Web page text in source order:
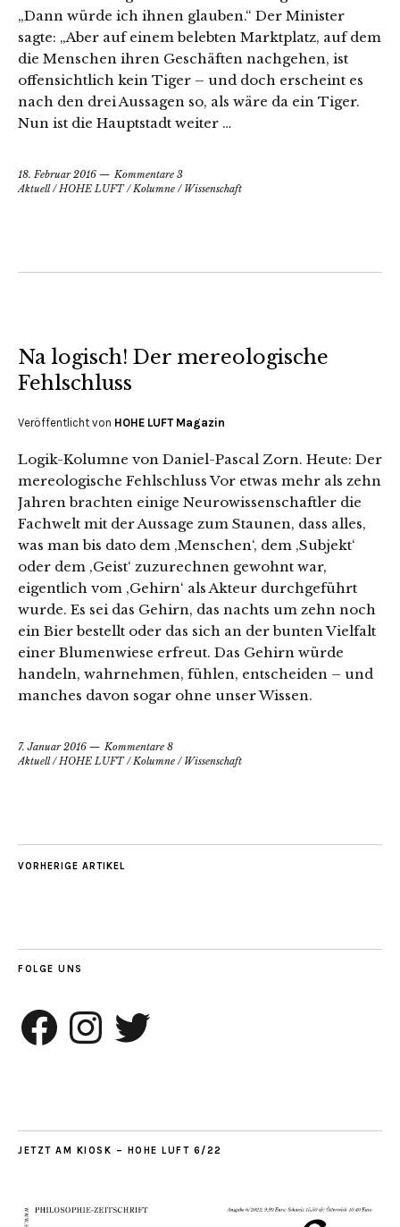
„Dann würde ich ihnen glauben.“ Der Minister
sagte: „Aber auf einem belebten Marktplatz, auf dem
die Menschen ihren Geschäften nachgehen, ist
offensichtlich kein Tiger – und doch erscheint es
nach den drei Aussagen so, als wäre da ein Tiger.
Nun ist die Hauptstadt weiter …
18. Februar 2016
Kommentare 3
Aktuell/HOHE LUFT/Kolumne / Wissenschaft
Na logisch! Der mereologische
Fehlschluss
Veröffentlicht von HOHE LUFT Magazin
Logik-Kolumne von Daniel-Pascal Zorn. Heute: Der
mereologische Fehlschluss Vor etwas mehr als zehn
Jahren brachten einige Neurowissenschaftler die
Fachwelt mit der Aussage zum Staunen, dass alles,
was man bis dato dem ‚Menschen‘, dem ‚Subjekt‘
oder dem ‚Geist‘ zuzurechnen gewohnt war,
eigentlich vom ‚Gehirn‘ als Akteur durchgeführt
wurde. Es sei das Gehirn, das nachts um zehn noch
ein Bier bestellt oder das sich an der bunten Vielfalt
einer Blumenwiese erfreut. Das Gehirn würde
handeln, wahrnehmen, fühlen, entscheiden – und
manches davon sogar ohne unser Wissen.
7. Januar 2016
Kommentare 8
Aktuell/HOHE LUFT/Kolumne / Wissenschaft
VORHERIGE ARTIKEL
FOLGE UNS
Facebook InstagramTwitter
JETZT AM KIOSK – HOHE LUFT 6/22